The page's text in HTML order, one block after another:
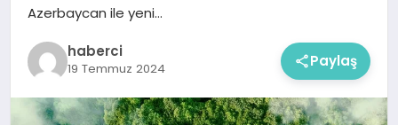
Azerbaycan ile yeni…
haberci
19 Temmuz 2024 Paylaş